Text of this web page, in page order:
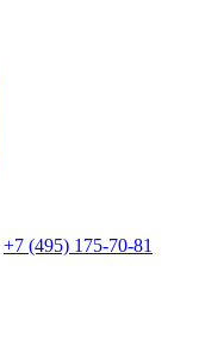
+7 (495) 175-70-81